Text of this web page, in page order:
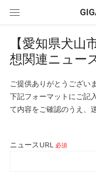
【愛知県犬山
想関連ニュー
ご提供ありがとうございま
下記フォーマットにご記
て内容をご確認のうえ、
ニュースURL 必須